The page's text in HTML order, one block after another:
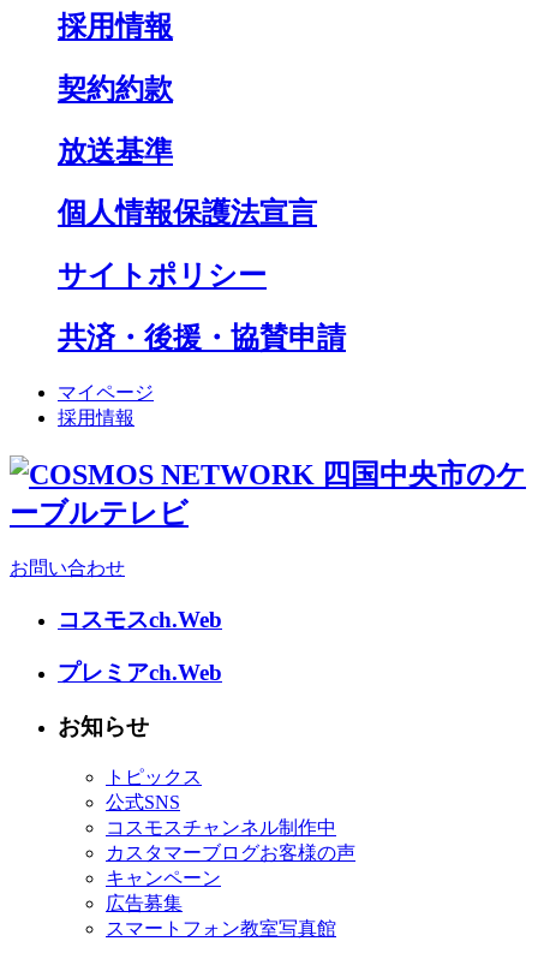
採用情報
契約約款
放送基準
個人情報保護法宣言
サイトポリシー
共済・後援・協賛申請
マイページ
採用情報
お問い合わせ
コスモスch.Web
プレミアch.Web
お知らせ
トピックス
公式SNS
コスモスチャンネル制作中
カスタマーブログお客様の声
キャンペーン
広告募集
スマートフォン教室写真館